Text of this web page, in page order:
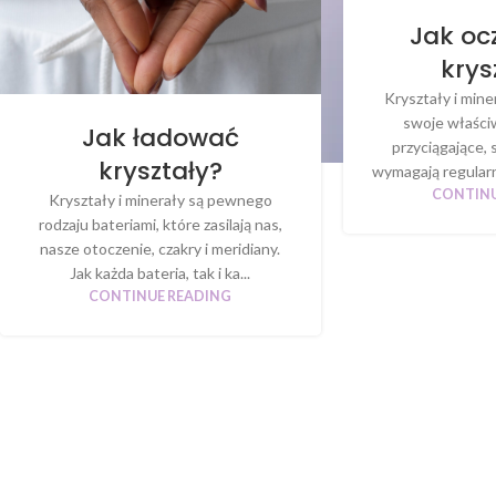
Jak ładować
kryształy?
Kryształy i minerały są pewnego
rodzaju bateriami, które zasilają nas,
nasze otoczenie, czakry i meridiany.
Jak każda bateria, tak i ka...
CONTINUE READING
Jak
Kryształy i
swoje
przyciągające,
wymagają